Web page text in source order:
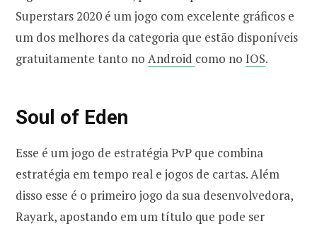
Superstars 2020 é um jogo com excelente gráficos e
um dos melhores da categoria que estão disponíveis
gratuitamente tanto no Android como no IOS.
Soul of Eden
Esse é um jogo de estratégia PvP que combina
estratégia em tempo real e jogos de cartas. Além
disso esse é o primeiro jogo da sua desenvolvedora,
Rayark, apostando em um título que pode ser